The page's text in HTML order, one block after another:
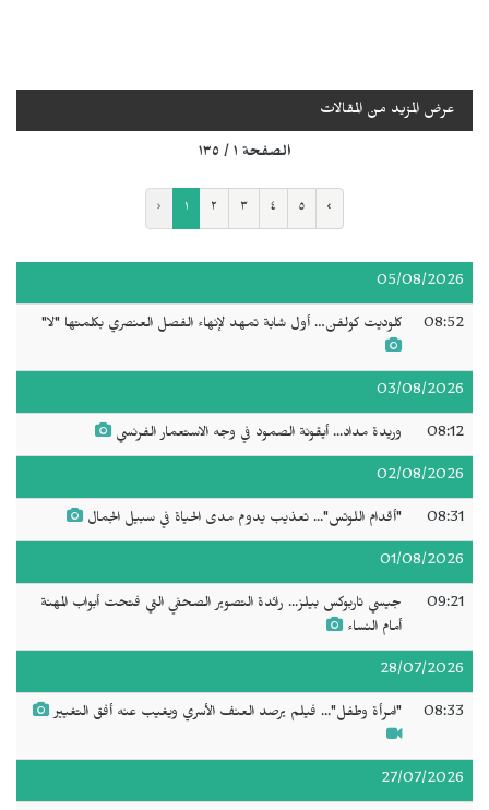
عرض المزيد من المقالات
الصفحة ١ / ١٣٥
‹ ١ ٢ ٣ ٤ ٥ ›
05/08/2026
08:52 كلوديت كولفن… أول شابة تمهد لإنهاء الفصل العنصري بكلمتها "لا"
03/08/2026
08:12 وريدة مداد... أيقونة الصمود في وجه الاستعمار الفرنسي
02/08/2026
08:31 "أقدام اللوتس"... تعذيب يدوم مدى الحياة في سبيل الجمال
01/08/2026
09:21
جيسي تاربوكس بيلز... رائدة التصوير الصحفي التي فتحت أبواب المهنة
أمام النساء
28/07/2026
08:33 "امرأة وطفل"... فيلم يرصد العنف الأسري ويغيب عنه أفق التغيير
27/07/2026